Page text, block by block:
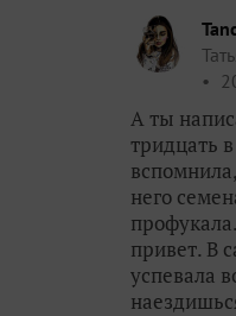
А ты
тридцать
него
привет. В
успевала